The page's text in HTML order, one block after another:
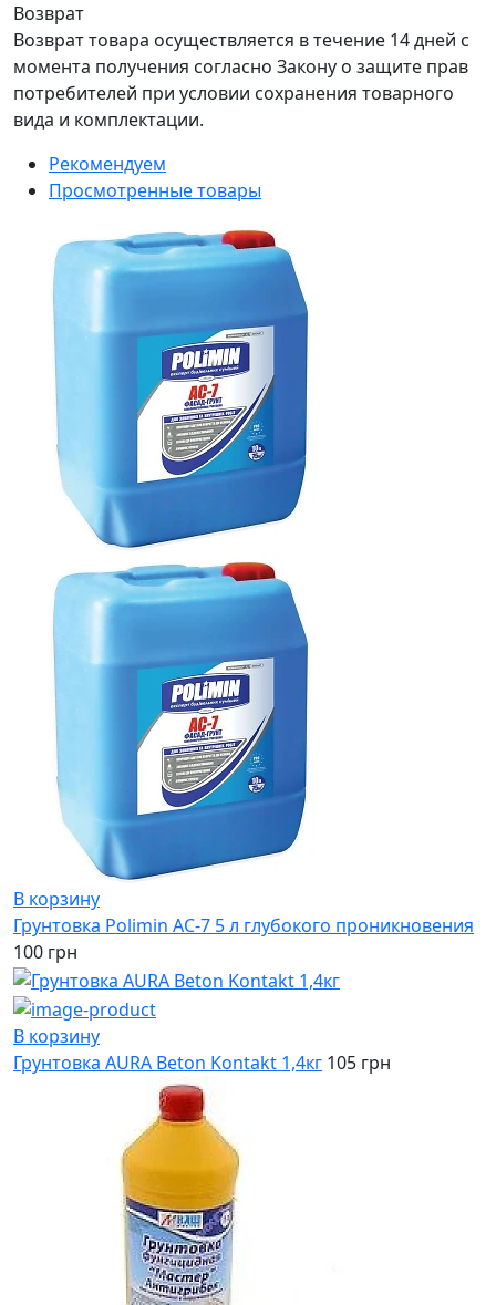
Возврат
Возврат товара осуществляется в течение 14 дней с
момента получения согласно Закону о защите прав
потребителей при условии сохранения товарного
вида и комплектации.
Рекомендуем
Просмотренные товары
В корзину
Грунтовка Polimin АС-7 5 л глубокого проникновения
100 грн
В корзину
Грунтовка AURA Beton Kontakt 1,4кг 105 грн